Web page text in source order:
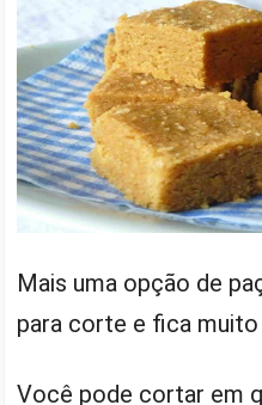
Mais uma opção de
para corte e fica muito
Você pode cortar em